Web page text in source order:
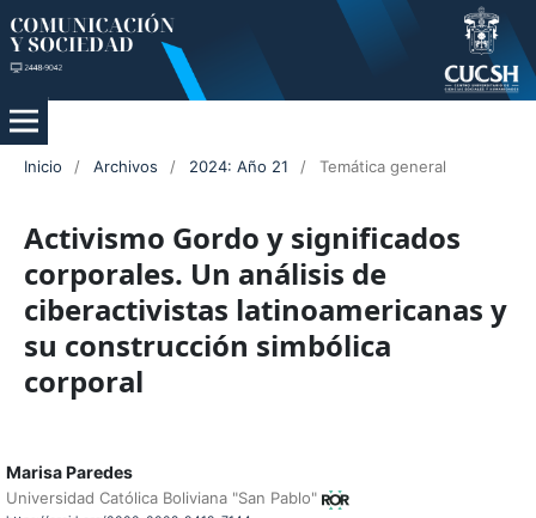
Inicio / Archivos / 2024: Año 21 / Temática general
Activismo Gordo y significados
corporales. Un análisis de
ciberactivistas latinoamericanas y
su construcción simbólica
corporal
Marisa Paredes
Universidad Católica Boliviana "San Pablo"